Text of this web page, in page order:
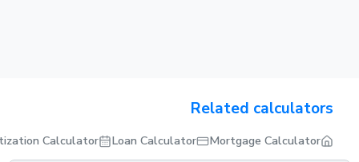
Related calculators
Mortgage Calculator
Loan Calculator
Calculator